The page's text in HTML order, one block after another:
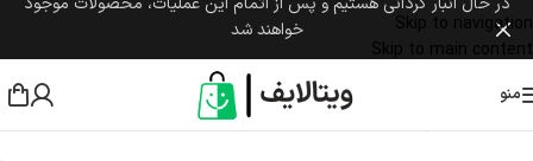
Skip to navigation
Skip to main content
خواهند شد
منو
اسپری مو